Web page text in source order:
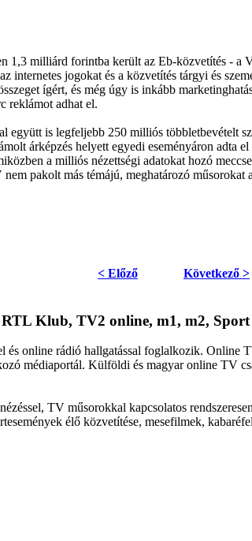
1,3 milliárd forintba került az Eb-közvetítés - a
internetes jogokat és a közvetítés tárgyi és
ígért, és még úgy is inkább
reklámot adhat el.
együtt is legfeljebb 250 milliós többletbevételt
árképzés helyett egyedi eseményáron
a milliós nézettségi adatokat hozó
pakolt más témájú, meghatározó
< Előző
Következő >
RTL Klub, TV2 online, m1, m2,
online rádió hallgatással foglalkozik. Online
médiaportál. Külföldi és magyar online TV
TV műsorokkal kapcsolatos
élő közvetítése, mesefilmek,